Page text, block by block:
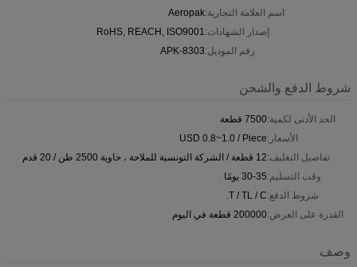
اسم العلامة التجارية:Aeropak
إصدار الشهادات:RoHS, REACH, ISO9001
رقم الموديل:APK-8303
شروط الدفع والشحن
الحد الأدنى لكمية:7500 قطعة
الأسعار:USD 0.8~1.0 / Piece
تفاصيل التغليف:12 قطعة / الشركة التونسية للملاحة ، حاوية 2500 طن / 20 قدم
وقت التسليم:30-35 يومًا
شروط الدفع:T / TL / C.
القدرة على العرض:200000 قطعة في اليوم
وصف